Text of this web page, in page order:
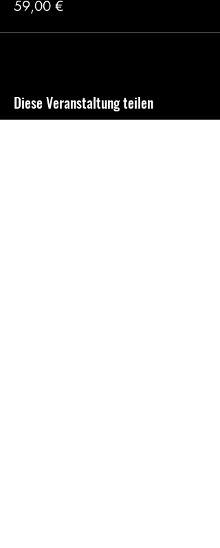
59,00 €
Diese Veranstaltung teilen